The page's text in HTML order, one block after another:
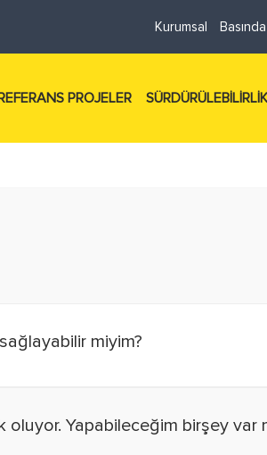
Kurumsal
PROJELER SÜRDÜRÜLEBİLİRLİK
miyim?
oluyor. Yapabileceğim birşey var